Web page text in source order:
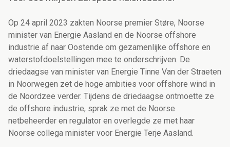
Op 24 april 2023 zakten Noorse premier Støre, Noorse
minister van Energie Aasland en de Noorse offshore
industrie af naar Oostende om gezamenlijke offshore en
waterstofdoelstellingen mee te onderschrijven. De
driedaagse van minister van Energie Tinne Van der Straeten
in Noorwegen zet de hoge ambities voor offshore wind in
de Noordzee verder. Tijdens de driedaagse ontmoette ze
de offshore industrie, sprak ze met de Noorse
netbeheerder en regulator en overlegde ze met haar
Noorse collega minister voor Energie Terje Aasland.